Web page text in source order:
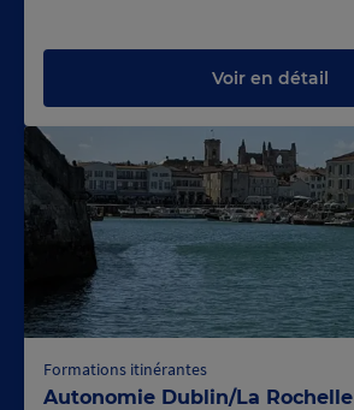
Voir en détail
Formations itinérantes
Autonomie Dublin/La Rochelle